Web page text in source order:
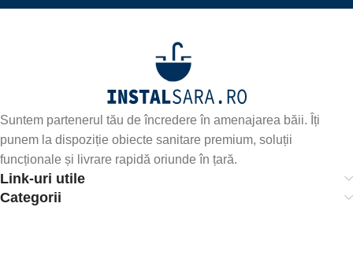
Suntem partenerul tău de încredere în amenajarea băii. Îți
punem la dispoziție obiecte sanitare premium, soluții
funcționale și livrare rapidă oriunde în țară.
Link-uri utile
Categorii